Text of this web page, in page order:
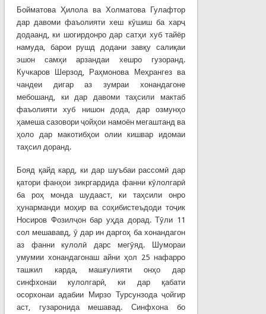
Бойматова Ҳилола ва Холматова Гулафтор
дар давоми фаъолияти хеш кӯшиш ба харҷ
додаанд, ки шогирдонро дар сатҳи хуб тайёр
намуда, барои рушд додани завқу салиқаи
эшон самҳи арзандаи хешро гузоранд.
Кучкаров Шерзод, Раҳмонова Меҳрангез ва
чандеи дигар аз зумраи хонандагоне
мебошанд, ки дар давоми таҳсили мактаб
фаъолияти хуб нишон дода, дар озмунҳо
ҳамеша сазовори ҷойҳои намоён мегаштанд ва
ҳоло дар макотибҳои олии кишвар идомаи
таҳсил доранд.
Бояд қайд кард, ки дар шуъбаи рассомӣ дар
қатори фанҳои зикргардида фанни кӯлолгарӣ
ба роҳ монда шудааст, ки таҳсили онро
ҳунарманди моҳир ва соҳибистеъдоди тоҷик
Носиров Фозилҷон бар уҳда дорад. Тӯли 11
сол мешававд, ӯ дар ин даргоҳ ба хонандагон
аз фанни кулолӣ дарс мегӯяд. Шумораи
умумии хонандагонаш айни ҳол 25 нафарро
ташкил карда, машғулияти онҳо дар
синфхонаи кулолгарӣ, ки дар қабати
осорхонаи адабии Мирзо Турсунзода ҷойгир
аст, гузаронида мешавад. Синфхона бо